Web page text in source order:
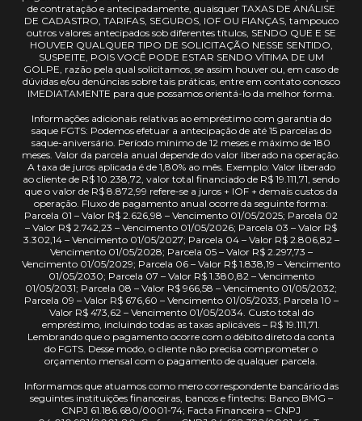
de contratação e antecipadamente, quaisquer TAXAS DE ANÁLISE
DE CADASTRO, TARIFAS, SEGUROS, IOF OU FIANÇAS, tampouco
outros valores antecipados sob diferentes títulos, SENDO QUE E SE
HOUVER QUALQUER TIPO DE SOLICITAÇÃO NESSE SENTIDO,
SUSPEITE, POIS VOCÊ PODE ESTAR SENDO VÍTIMA DE UM
GOLPE, razão pela qual solicitamos, se assim houver ou, em caso de
dúvidas e/ou denúncias sobre tais práticas, entre em contato conosco
IMEDIATAMENTE para que possamos orientá-lo da melhor forma.
Informações adicionais relativas ao empréstimo com garantia do
saque FGTS: Podemos efetuar a antecipação de até 15 parcelas do
saque-aniversário. Período mínimo de 12 meses e máximo de 180
meses. Valor da parcela anual depende do valor liberado na operação.
A taxa de juros aplicada é de 1,80% ao mês. Exemplo: Valor liberado
ao cliente de R$ 10.238,72, valor total financiado de R$ 19.111,71, sendo
que o valor de R$ 8.872,99 refere-se a juros + IOF + demais custos da
operação. Fluxo de pagamento anual ocorre da seguinte forma:
Parcela 01 – Valor R$ 2.626,98 – Vencimento 01/05/2025; Parcela 02
– Valor R$ 2.742,23 – Vencimento 01/05/2026; Parcela 03 – Valor R$
3.302,14 – Vencimento 01/05/2027; Parcela 04 – Valor R$ 2.806,82 –
Vencimento 01/05/2028; Parcela 05 – Valor R$ 2.297,73 –
Vencimento 01/05/2029; Parcela 06 – Valor R$ 1.838,19 – Vencimento
01/05/2030; Parcela 07 – Valor R$ 1.380,82 – Vencimento
01/05/2031; Parcela 08 – Valor R$ 966,58 – Vencimento 01/05/2032;
Parcela 09 – Valor R$ 676,60 – Vencimento 01/05/2033; Parcela 10 –
Valor R$ 473,62 – Vencimento 01/05/2034. Custo total do
empréstimo, incluindo todas as taxas aplicáveis – R$ 19.111,71.
Lembrando que o pagamento ocorre com o débito direto da conta
do FGTS. Desse modo, o cliente não precisa comprometer o
orçamento mensal com o pagamento de qualquer parcela.
Informamos que atuamos como mero correspondente bancário das
seguintes instituições financeiras, bancos e fintechs: Banco BMG –
CNPJ 61.186.680/0001-74; Facta Financeira – CNPJ